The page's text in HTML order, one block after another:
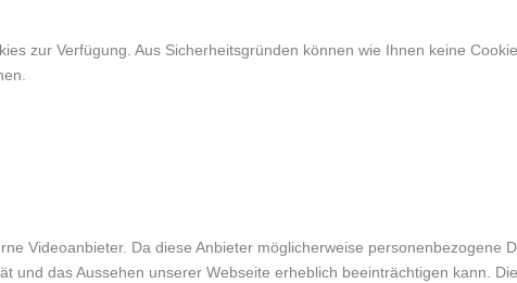
zur Verfügung. Aus Sicherheitsgründen können wie Ihnen keine
Videoanbieter. Da diese Anbieter möglicherweise personenbezogene
das Aussehen unserer Webseite erheblich beeinträchtigen kann.